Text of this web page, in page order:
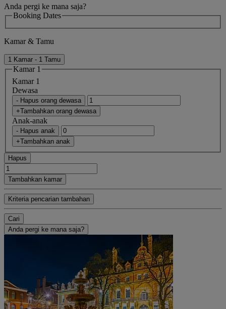
Anda pergi ke mana saja?
Booking Dates
Kamar & Tamu
1 Kamar - 1 Tamu
Kamar 1
Kamar 1
Dewasa
- Hapus orang dewasa
+Tambahkan orang dewasa
Anak-anak
- Hapus anak
+Tambahkan anak
Hapus
Tambahkan kamar
Kriteria pencarian tambahan
Cari
Anda pergi ke mana saja?